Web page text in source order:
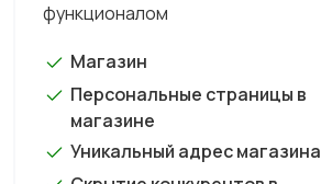
функционалом
Магазин
Персональные страницы в
магазине
Уникальный адрес магазина